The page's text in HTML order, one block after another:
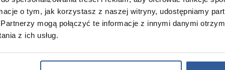
o tym, jak korzystasz z naszej witryny, udostępniamy
mogą połączyć te informacje z innymi danymi
z ich usług.